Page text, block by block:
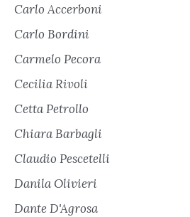
Carlo Accerboni
Carlo Bordini
Carmelo Pecora
Cecilia Rivoli
Cetta Petrollo
Chiara Barbagli
Claudio Pescetelli
Danila Olivieri
Dante D'Agrosa